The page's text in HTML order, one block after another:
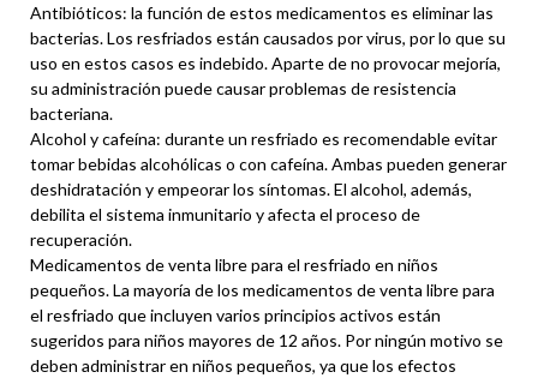
Antibióticos: la función de estos medicamentos es eliminar las
bacterias. Los resfriados están causados por virus, por lo que su
uso en estos casos es indebido. Aparte de no provocar mejoría,
su administración puede causar problemas de resistencia
bacteriana.
Alcohol y cafeína: durante un resfriado es recomendable evitar
tomar bebidas alcohólicas o con cafeína. Ambas pueden generar
deshidratación y empeorar los síntomas. El alcohol, además,
debilita el sistema inmunitario y afecta el proceso de
recuperación.
Medicamentos de venta libre para el resfriado en niños
pequeños. La mayoría de los medicamentos de venta libre para
el resfriado que incluyen varios principios activos están
sugeridos para niños mayores de 12 años. Por ningún motivo se
deben administrar en niños pequeños, ya que los efectos